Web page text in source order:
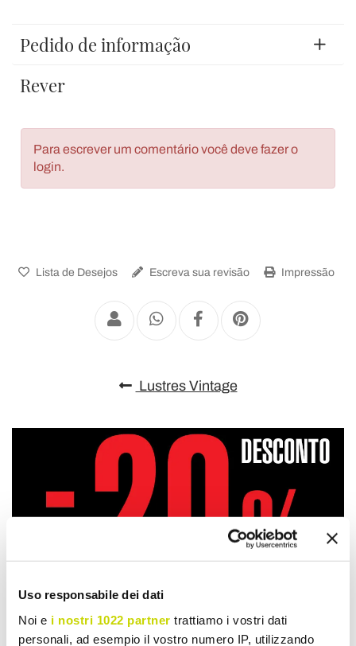
Uso responsabile dei dati
Noi e i nostri 1022 partner trattiamo i vostri dati
personali, ad esempio il vostro numero IP, utilizzando
Pedido de informação
Rever
Para escrever um comentário você deve fazer o
login.
Lista de Desejos Escreva sua revisão Impressão
Lustres Vintage